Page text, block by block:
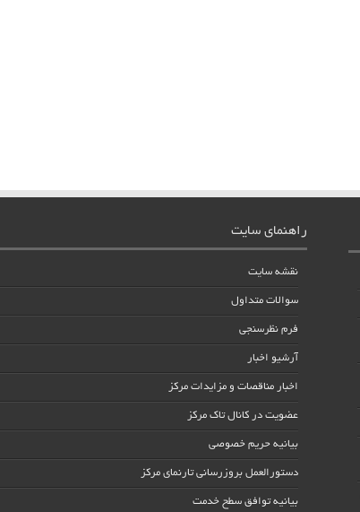
راهنمای سایت
نقشه سایت
سوالات متداول
فرم نظرسنجی
آرشیو اخبار
اخبار مناقصات و مزایدات مرکز
عضویت در کانال تاک مرکز
بیانیه حریم خصوصی
دستورالعمل بروزرسانی تارنمای مرکز
بیانیه توافق سطح خدمت